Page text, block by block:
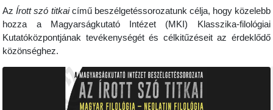
AzÍrott szó titkaicímű beszélgetéssorozatunk célja, hogy közelebb
hozza a Magyarságkutató Intézet (MKI) Klasszika-filológiai
Kutatóközpontjának tevékenységét és célkitűzéseit az érdeklődő
közönséghez.